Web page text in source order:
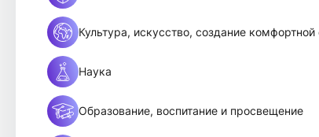
Культура, искусство, создание
Наука
Образование, воспитание и просвещение